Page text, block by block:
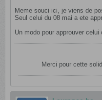
Meme souci ici, je viens de
Seul celui du 08 mai a ete
Un modo pour approuver
Merci pour cette